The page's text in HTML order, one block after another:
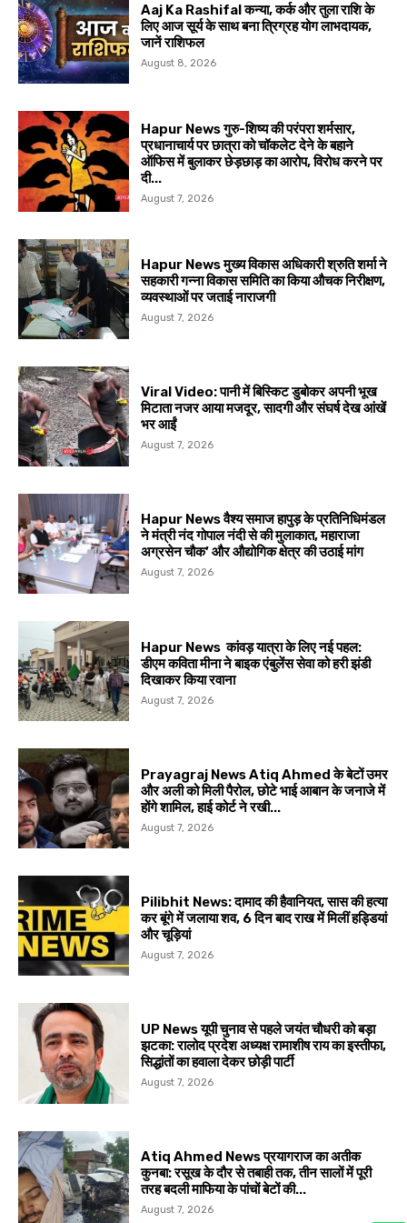
Aaj Ka Rashifal कन्या, कर्क और तुला राशि के
लिए आज सूर्य के साथ बना त्रिग्रह योग लाभदायक,
जानें राशिफल
August 8, 2026
Hapur News गुरु-शिष्य की परंपरा शर्मसार,
प्रधानाचार्य पर छात्रा को चॉकलेट देने के बहाने
ऑफिस में बुलाकर छेड़छाड़ का आरोप, विरोध करने पर
दी...
August 7, 2026
Hapur News मुख्य विकास अधिकारी श्रुति शर्मा ने
सहकारी गन्ना विकास समिति का किया औचक निरीक्षण,
व्यवस्थाओं पर जताई नाराजगी
August 7, 2026
Viral Video: पानी में बिस्किट डुबोकर अपनी भूख
मिटाता नजर आया मजदूर, सादगी और संघर्ष देख आंखें
भर आईं
August 7, 2026
Hapur News वैश्य समाज हापुड़ के प्रतिनिधिमंडल
ने मंत्री नंद गोपाल नंदी से की मुलाकात, महाराजा
अग्रसेन चौक’ और औद्योगिक क्षेत्र की उठाई मांग
August 7, 2026
Hapur News कांवड़ यात्रा के लिए नई पहल:
डीएम कविता मीना ने बाइक एंबुलेंस सेवा को हरी झंडी
दिखाकर किया रवाना
August 7, 2026
Prayagraj News Atiq Ahmed के बेटों उमर
और अली को मिली पैरोल, छोटे भाई आबान के जनाजे में
होंगे शामिल, हाई कोर्ट ने रखी...
August 7, 2026
Pilibhit News: दामाद की हैवानियत, सास की हत्या
कर बूंगे में जलाया शव, 6 दिन बाद राख में मिलीं हड्डियां
और चूड़ियां
August 7, 2026
UP News यूपी चुनाव से पहले जयंत चौधरी को बड़ा
झटका: रालोद प्रदेश अध्यक्ष रामाशीष राय का इस्तीफा,
सिद्धांतों का हवाला देकर छोड़ी पार्टी
August 7, 2026
Atiq Ahmed News प्रयागराज का अतीक
कुनबा: रसूख के दौर से तबाही तक, तीन सालों में पूरी
तरह बदली माफिया के पांचों बेटों की...
August 7, 2026